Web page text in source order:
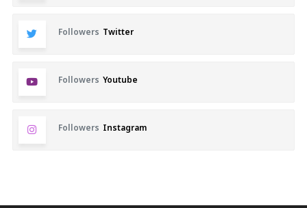
Followers Twitter
Followers Youtube
Followers Instagram